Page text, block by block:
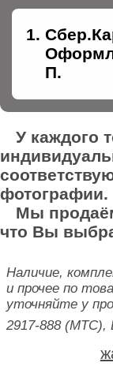
П.
У каждого
фотографии.
Мы
что Вы
Наличие,
и прочее по
уточняйте у
2917-888 (МТС),